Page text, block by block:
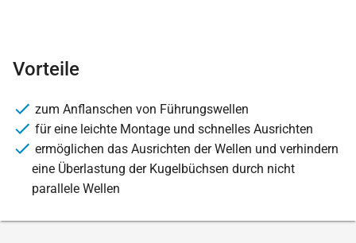
Vorteile
zum Anflanschen von Führungswellen
für eine leichte Montage und schnelles Ausrichten
ermöglichen das Ausrichten der Wellen und verhindern
eine Überlastung der Kugelbüchsen durch nicht
parallele Wellen